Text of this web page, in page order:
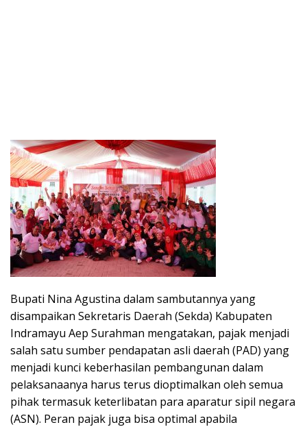
Bupati Nina Agustina dalam sambutannya yang
disampaikan Sekretaris Daerah (Sekda) Kabupaten
Indramayu Aep Surahman mengatakan, pajak menjadi
salah satu sumber pendapatan asli daerah (PAD) yang
menjadi kunci keberhasilan pembangunan dalam
pelaksanaanya harus terus dioptimalkan oleh semua
pihak termasuk keterlibatan para aparatur sipil negara
(ASN). Peran pajak juga bisa optimal apabila